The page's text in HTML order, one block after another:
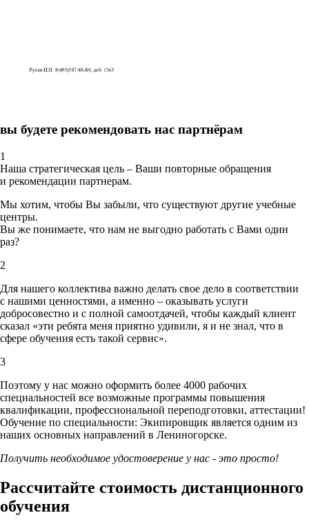
вы будете рекомендовать нас партнёрам
1
Наша стратегическая цель – Ваши повторные обращения
и рекомендации партнерам.
Мы хотим, чтобы Вы забыли, что существуют другие учебные
центры.
Вы же понимаете, что нам не выгодно работать с Вами один
раз?
2
Для нашего коллектива важно делать свое дело в соответствии
с нашими ценностями, а именно – оказывать услуги
добросовестно и с полной самоотдачей, чтобы каждый клиент
сказал «эти ребята меня приятно удивили, я и не знал, что в
сфере обучения есть такой сервис».
3
Поэтому у нас можно оформить более 4000 рабочих
специальностей все возможные программы повышения
квалификации, профессиональной переподготовки, аттестации!
Обучение по специальности: Экипировщик является одним из
наших основных направлений в Лениногорске.
Получить необходимое удостоверение у нас - это просто!
Рассчитайте стоимость дистанционного
обучения